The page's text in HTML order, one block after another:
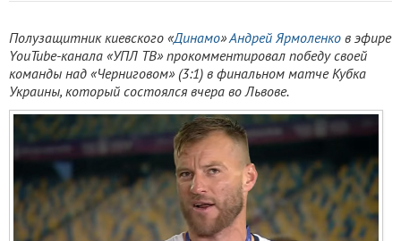
Полузащитник киевского «Динамо»Андрей Ярмоленко в эфире
YouTube-канала «УПЛ ТВ» прокомментировал победу своей
команды над «Черниговом» (3:1) в финальном матче Кубка
Украины, который состоялся вчера во Львове.